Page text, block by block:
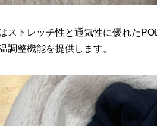
ストレッチ性と通気性に優れた
調整機能を提供します。